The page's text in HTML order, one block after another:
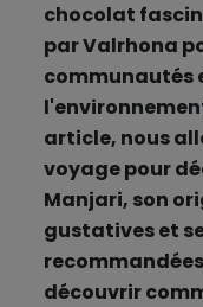
chocolat
par Valrhona
communautés
article, nous
voyage pour
Manjari, son
gustatives et
découvrir